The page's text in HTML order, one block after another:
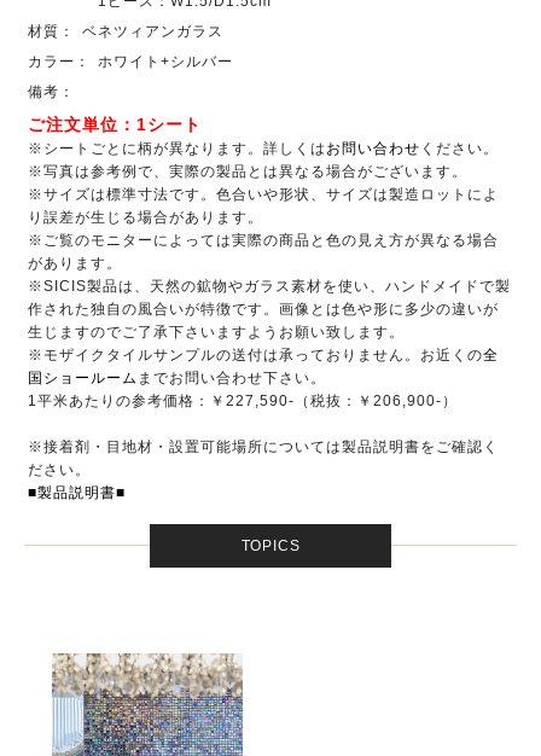
材質：
ベネツィアンガラス
カラー：
ホワイト+シルバー
備考：
ご注文単位：1シート
※シートごとに柄が異なります。詳しくは お問い合わせ ください。
※写真は参考例で、実際の製品とは異なる場合がございます。
※サイズは標準寸法です。色合いや形状、サイズは製造ロットによ
り誤差が生じる場合があります。
※ご覧のモニターによっては実際の商品と色の見え方が異なる場合
があります。
※SICIS製品は、天然の鉱物やガラス素材を使い、ハンドメイドで製
作された独自の風合いが特徴です。画像とは色や形に多少の違いが
生じますのでご了承下さいますようお願い致します。
※モザイクタイルサンプルの送付は承っておりません。お近くの全
国ショールーム までお問い合わせ下さい。
1平米あたりの参考価格：￥227,590-（税抜：￥206,900-）
※接着剤・目地材・設置可能場所については製品説明書をご確認く
ださい。
■製品説明書■
TOPICS